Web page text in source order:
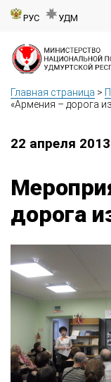
РУС УДМ
Главная страница >
«Армения – дорога
22 апреля 2013
дорога